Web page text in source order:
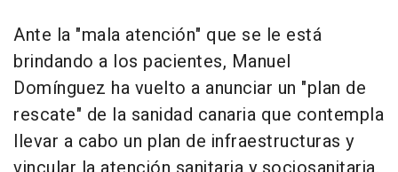
Ante la "mala atención" que se le está
brindando a los pacientes, Manuel
Domínguez ha vuelto a anunciar un "plan de
rescate" de la sanidad canaria que contempla
llevar a cabo un plan de infraestructuras y